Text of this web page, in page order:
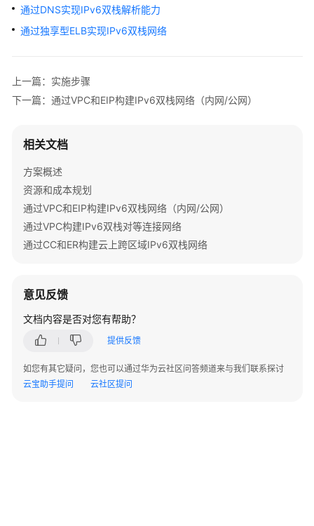
成
本
施
骤
基
础
服
务
施
骤
过
VPC
通过DNS实现IPv6双栈解析能力
通过独享型ELB实现IPv6双栈网络
上一篇：实施步骤
下一篇：通过VPC和EIP构建IPv6双栈网络（内网/公网）
相关文档
方案概述
资源和成本规划
通过VPC和EIP构建IPv6双栈网络（内网/公网）
通过VPC构建IPv6双栈对等连接网络
通过CC和ER构建云上跨区域IPv6双栈网络
意见反馈
文档内容是否对您有帮助？
提供反馈
如您有其它疑问，您也可以通过华为云社区问答频道来与我们联系探讨
云宝助手提问
云社区提问